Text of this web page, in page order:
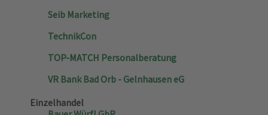
Seib Marketing
TechnikCon
TOP-MATCH Personalberatung
VR Bank Bad Orb - Gelnhausen eG
Einzelhandel